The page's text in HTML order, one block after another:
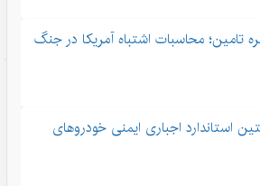
تامین؛ محاسبات اشتباه آمریکا در جنگ
استاندارد اجباری ایمنی خودروهای